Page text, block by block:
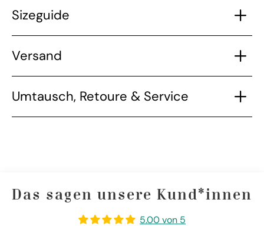
Sizeguide
Versand
Umtausch, Retoure & Service
Das sagen unsere Kund*innen
5.00 von 5